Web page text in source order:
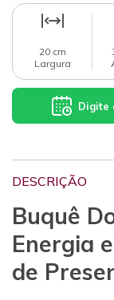
20 cm
Largura
Digite
DESCRIÇÃO
Buquê
Energia
de